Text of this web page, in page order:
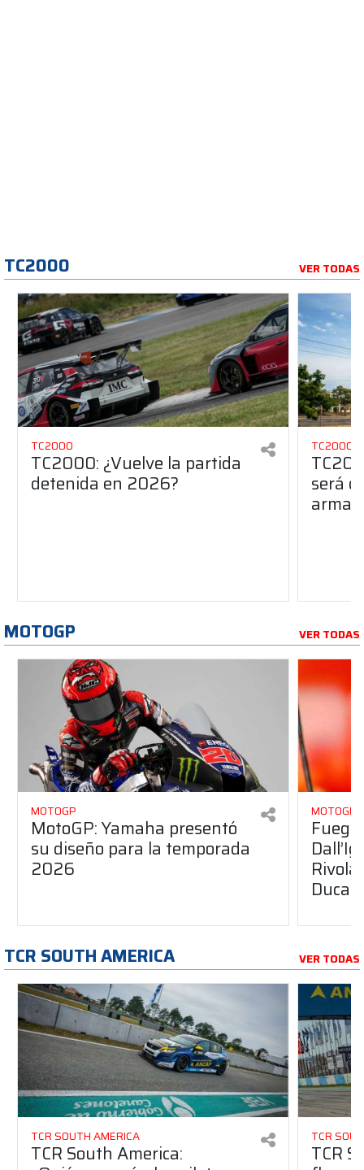
TC2000 VER TODAS
TC2000
TC2000: ¿Vuelve la partida
detenida en 2026?
TC2000
será
MOTOGP VER TODAS
MOTOGP
MotoGP: Yamaha presentó
su diseño para la temporada
2026
MOTOGP
Ducati
TCR SOUTH AMERICA VER TODAS
TCR SOUTH AMERICA
TCR South America:
TCR
TCR